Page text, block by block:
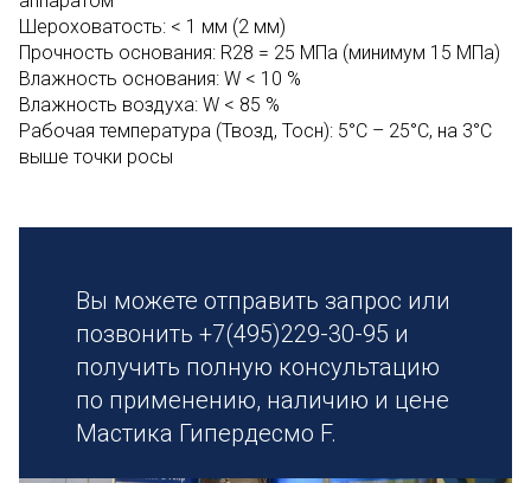
Шероховатость: < 1 мм (2 мм)
Прочность основания: R28 = 25 МПа (минимум 15 МПа)
Влажность основания: W < 10 %
Влажность воздуха: W < 85 %
Рабочая температура (Твозд, Тосн): 5°С – 25°С, на 3°С
выше точки росы
Вы можете отправить запрос или
позвонить +7(495)229-30-95 и
получить полную консультацию
по применению, наличию и цене
Мастика Гипердесмо F.